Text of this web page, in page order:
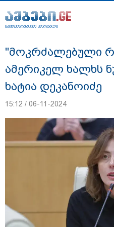
საინფორმაციო პორტალი
"სანაპირო
წვიმა" - გარემოს
გაფრთხილება:
ველოდოთ ელჭექს,
საინფორმაციო პორტალი
"მოკრძალებული
ამერიკელ ხალხს
ხატია დეკანოიძე
15:12 / 06-11-2024